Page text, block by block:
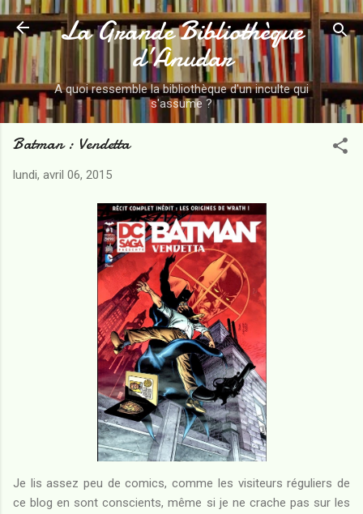
Accéder au contenu principal
La Grande Bibliothèque
d’Anudar
A quoi ressemble la bibliothèque d'un inculte qui
s'assume ?
Batman : Vendetta
lundi, avril 06, 2015
Je lis assez peu de comics, comme les visiteurs réguliers de
ce blog en sont conscients, même si je ne crache pas sur les